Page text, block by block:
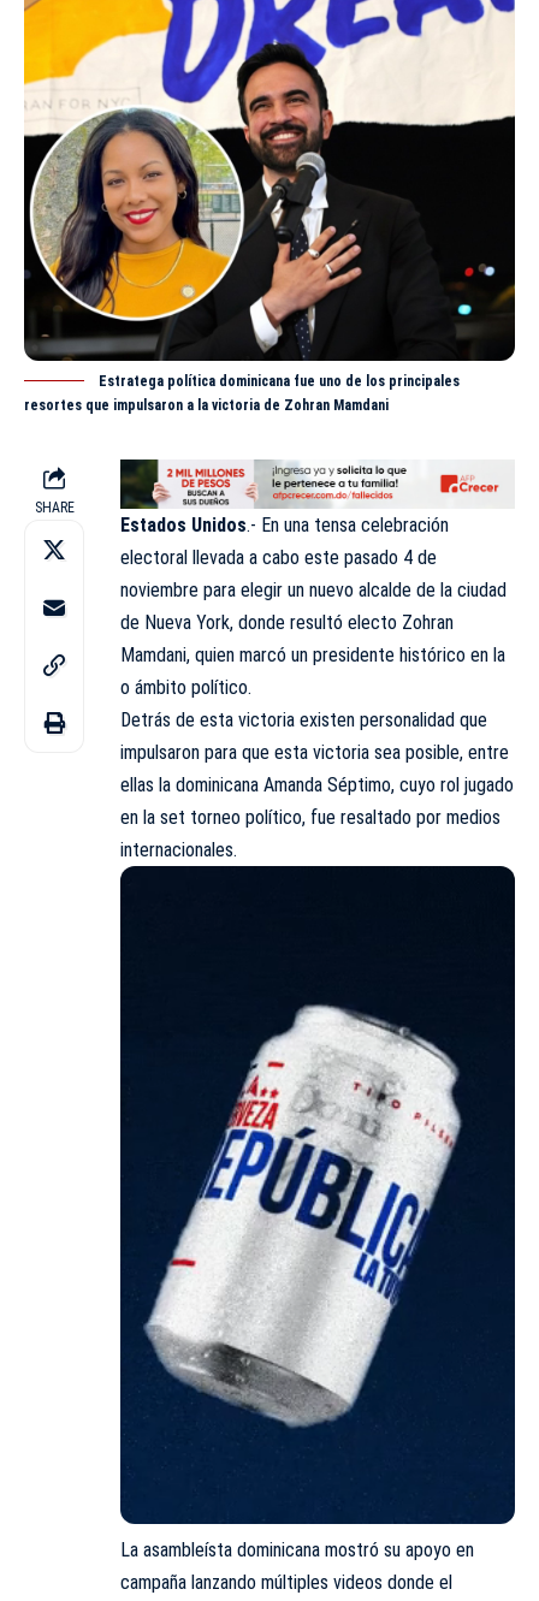
Estratega política dominicana fue uno de los principales
resortes que impulsaron a la victoria de Zohran Mamdani
SHARE
Estados Unidos.- En una tensa celebración
electoral llevada a cabo este pasado 4 de
noviembre para elegir un nuevo alcalde de la ciudad
de Nueva York, donde resultó electo Zohran
Mamdani, quien marcó un presidente histórico en la
o ámbito político.
Detrás de esta victoria existen personalidad que
impulsaron para que esta victoria sea posible, entre
ellas la dominicana Amanda Séptimo, cuyo rol jugado
en la set torneo político, fue resaltado por medios
internacionales.
La asambleísta dominicana mostró su apoyo en
campaña lanzando múltiples videos donde el